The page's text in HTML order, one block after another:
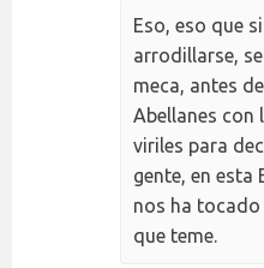
Eso, eso que
arrodillarse,
meca, antes
Abellanes con
viriles para
gente, en esta
nos ha
que teme.